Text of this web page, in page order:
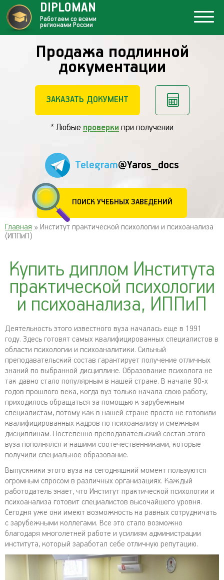
Продажа подлинной
документации
ЗАКАЗАТЬ ДОКУМЕНТ
* Любые проверки при получении
Telegram@Yaros_docs
ПОИСК УЧЕБНЫХ ЗАВЕДЕНИЙ
DIPLOMAN
Работаем со всеми
регионами России
Главная » Институт практической психологии и психоанализа
(ИППиП)
Купить диплом Института
практической психологии
и психоанализа, ИППиП
Деятельность этого известного вуза началась еще в 1991
году. Здесь готовят самых квалифицированных специалистов в
области психологии и психоаналитики. Сильный
преподавательский состав гарантирует получение отличных
знаний по выбранной дисциплине. Образование психолога не
так давно стало популярным в нашей стране. В начале 90-х
годов прошлого века, когда вуз только начала свою работу,
приходилось обращаться за помощью к зарубежным
специалистам, потому как в нашей стране просто не готовили
квалифицированных кадров по психоанализу и смежным
дисциплинам. Постепенно преподавательский состав этого
вуза пополнялся и нашими соотечественниками, которые
получили специальное образование.
Выпускники этого вуза на сегодняшний момент пользуются
огромным спросом в различных организациях. Каждый
работодатель знает, что Институт практической психологии и
психоанализа готовит специалистов высочайшего уровня.
Сегодня уже они имеют возможность на равных сотрудничать
с зарубежными коллегами. Все это стало возможно
благодаря многолетней работе и усилиям администрации
института, который заработал себе отличную репутацию.